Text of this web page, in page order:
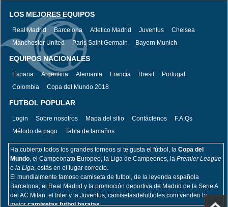
LOS MEJORES EQUIPOS
Real Madrid Barcelona Atletico Madrid Juventus
Chelsea
Manchester United
Paris Saint Germain Bayern Munich
EQUIPOS NACIONALES
Espana Argentina Alemania Francia Bresil
Portugal
Colombia
Copa del Mundo 2018
FUTBOL POPULAR
Login Sobre nosotros Mapa del sitio Contáctenos
F.A.Qs
Método de pago
Tabla de tamaños
Ha cubierto todos los grandes torneos si te gusta el fútbol, la Copa del
Mundo, el Campeonato Europeo, la Liga de Campeones, la Premier League
o la Liga, estás en el lugar correcto.
El mundialmente famoso camiseta de futbol, de la leyenda española
Barcelona, el Real Madrid y la promoción deportiva de Madrid de la Serie A
del AC Milan, el Inter y la Juventus, camisetasdefutboles.com venden la
mejorcamisetas futbol baratas.